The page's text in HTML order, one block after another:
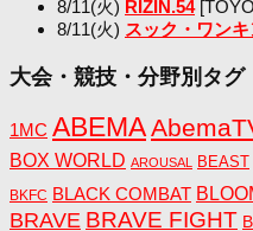
8/11(火) RIZIN.54
8/11(火) スック・ワン
大会・競技・分野別タグ
1MC ABEMA
BOX WORLD AROUSAL BEAST
BKFC BLACK COMBAT
BRAVE BRAVE FIGHT